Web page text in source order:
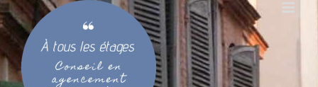
Passer
au
contenu